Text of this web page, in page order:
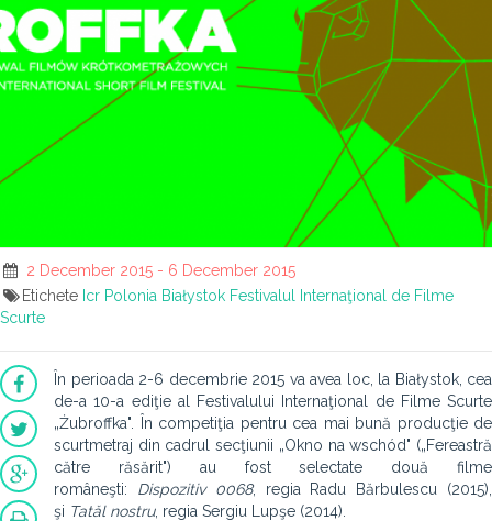
2 December 2015 - 6 December 2015
Etichete Icr Polonia Białystok Festivalul Internaţional de Filme
Scurte
În perioada 2-6 decembrie 2015 va avea loc, la Białystok, cea
de-a 10-a ediţie al Festivalului Internaţional de Filme Scurte
„Żubroffka". În competiţia pentru cea mai bună producţie de
scurtmetraj din cadrul secţiunii „Okno na wschód" („Fereastră
către răsărit") au fost selectate două filme
româneşti: Dispozitiv 0068, regia Radu Bărbulescu (2015),
şi Tatăl nostru, regia Sergiu Lupşe (2014).